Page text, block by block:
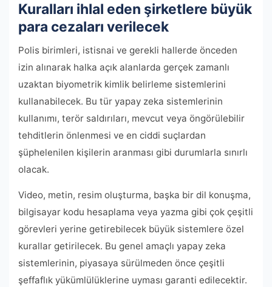
Kuralları ihlal eden şirketlere büyük
para cezaları verilecek
Polis birimleri, istisnai ve gerekli hallerde önceden
izin alınarak halka açık alanlarda gerçek zamanlı
uzaktan biyometrik kimlik belirleme sistemlerini
kullanabilecek. Bu tür yapay zeka sistemlerinin
kullanımı, terör saldırıları, mevcut veya öngörülebilir
tehditlerin önlenmesi ve en ciddi suçlardan
şüphelenilen kişilerin aranması gibi durumlarla sınırlı
olacak.
Video, metin, resim oluşturma, başka bir dil konuşma,
bilgisayar kodu hesaplama veya yazma gibi çok çeşitli
görevleri yerine getirebilecek büyük sistemlere özel
kurallar getirilecek. Bu genel amaçlı yapay zeka
sistemlerinin, piyasaya sürülmeden önce çeşitli
şeffaflık yükümlülüklerine uyması garanti edilecektir.